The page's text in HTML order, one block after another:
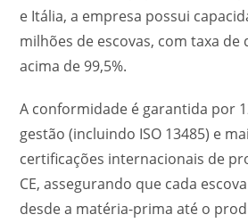
e Itália, a empresa possui
milhões de escovas, com taxa de
acima de 99,5%.
A conformidade é garantida por
gestão (incluindo ISO 13485) e
certificações internacionais de
CE, assegurando que cada
desde a matéria-prima até o